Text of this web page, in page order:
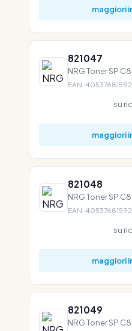
maggiori
821047
NRG Toner SP
EAN:
su
maggiori
821048
NRG Toner SP
EAN:
su
maggiori
821049
NRG Toner SP